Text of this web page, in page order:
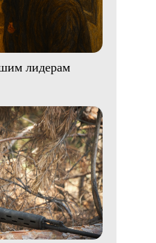
лидерам